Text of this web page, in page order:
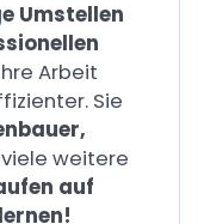
Umstellen
Arbeit
Sie
weitere
auf